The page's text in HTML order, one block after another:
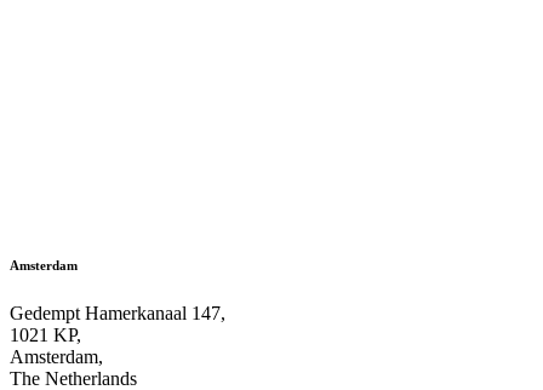
Amsterdam
Gedempt Hamerkanaal 147,
1021 KP,
Amsterdam,
The Netherlands